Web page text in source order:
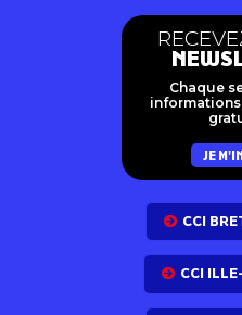
Chaque
JE
CCI
CCI